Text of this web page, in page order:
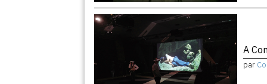
A
par